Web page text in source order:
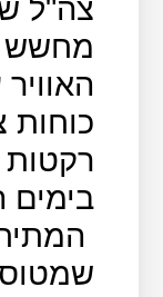
צה"ל
מחשש
האוויר
כוחות
רקטות
בימים
שמטוס